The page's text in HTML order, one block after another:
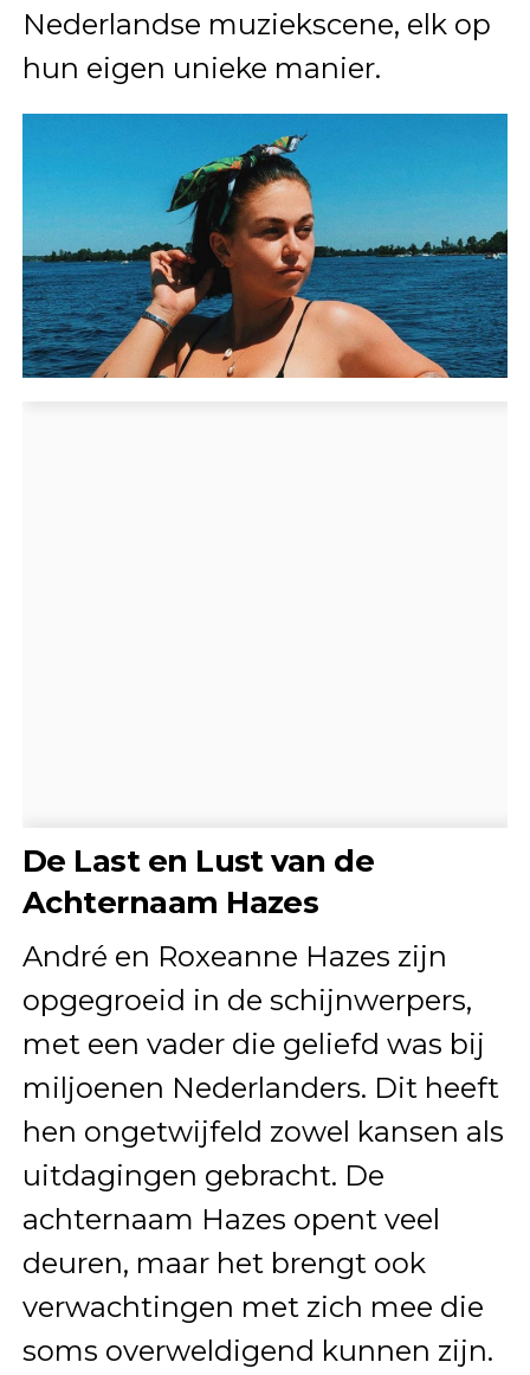
Nederlandse muziekscene, elk op
hun eigen unieke manier.
De Last en Lust van de
Achternaam Hazes
André en Roxeanne Hazes zijn
opgegroeid in de schijnwerpers,
met een vader die geliefd was bij
miljoenen Nederlanders. Dit heeft
hen ongetwijfeld zowel kansen als
uitdagingen gebracht. De
achternaam Hazes opent veel
deuren, maar het brengt ook
verwachtingen met zich mee die
soms overweldigend kunnen zijn.